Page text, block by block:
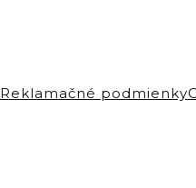
Reklamačné podmienky